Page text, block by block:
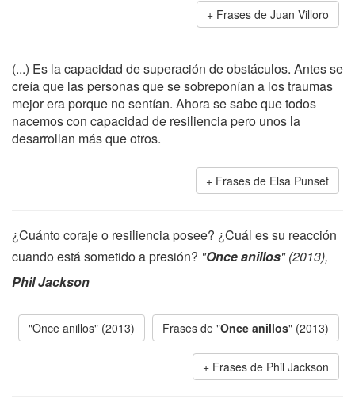
Frases de Juan Villoro
(...) Es la capacidad de superación de obstáculos. Antes se
creía que las personas que se sobreponían a los traumas
mejor era porque no sentían. Ahora se sabe que todos
nacemos con capacidad de resiliencia pero unos la
desarrollan más que otros.
Frases de Elsa Punset
¿Cuánto coraje o resiliencia posee? ¿Cuál es su reacción
cuando está sometido a presión? "Once anillos" (2013),
Phil Jackson
"Once anillos" (2013) Frases de "Once anillos" (2013)
Frases de Phil Jackson